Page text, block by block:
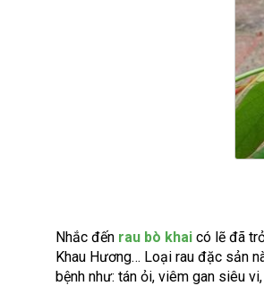
Nhắc đến rau bò khai có lẽ đã
Khau Hương… Loại rau đặc sản
bệnh như: tán ỏi, viêm gan siêu